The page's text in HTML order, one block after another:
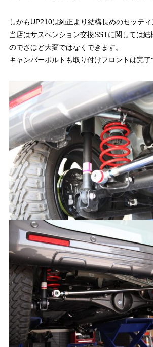
しかもUP210は純正より結構長めのセッティ
当店はサスペンション交換SSTに関しては
のでさほど大変ではなくできます。
キャンバーボルトも取り付けフロントは完了